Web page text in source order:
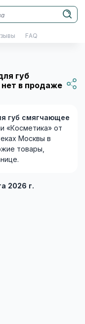
FAQ
губ
в продаже
губ смягчающее
«Косметика» от
Москвы в
товары,
2026 г.